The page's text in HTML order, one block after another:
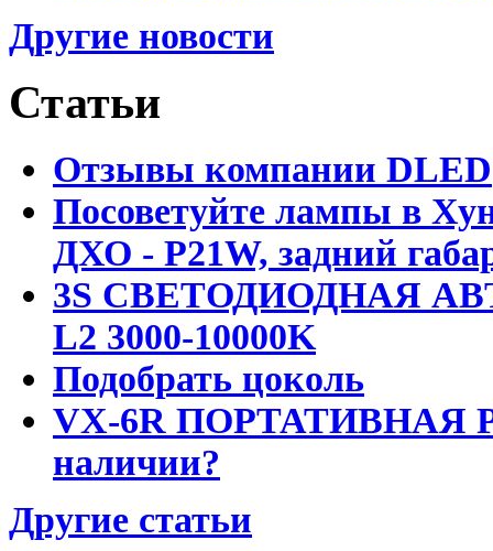
Другие новости
Статьи
Отзывы компании DLED
Посоветуйте лампы в
ДХО - P21W, задний
3S СВЕТОДИОДНАЯ
L2 3000-10000K
Подобрать цоколь
VX-6R ПОРТАТИВНАЯ
наличии?
Другие статьи